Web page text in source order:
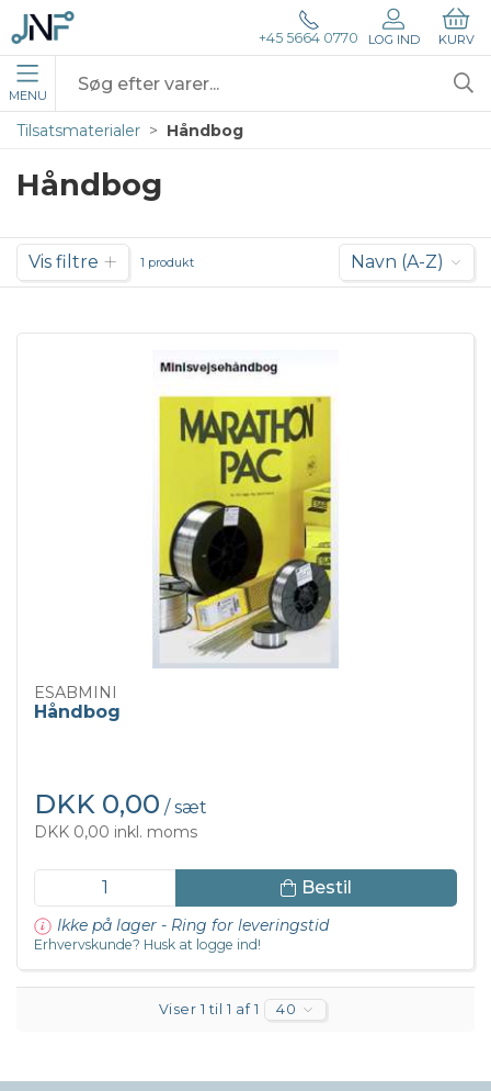
+45 5664 0770 LOG IND KURV
MENU
Tilsatsmaterialer Håndbog
Håndbog
Vis filtre 1 produkt Navn (A-Z)
ESABMINI
Håndbog
DKK 0,00 / sæt
DKK 0,00 inkl. moms
Bestil
Ikke på lager - Ring for leveringstid
Erhvervskunde? Husk at logge ind!
Viser 1 til 1 af 1 40